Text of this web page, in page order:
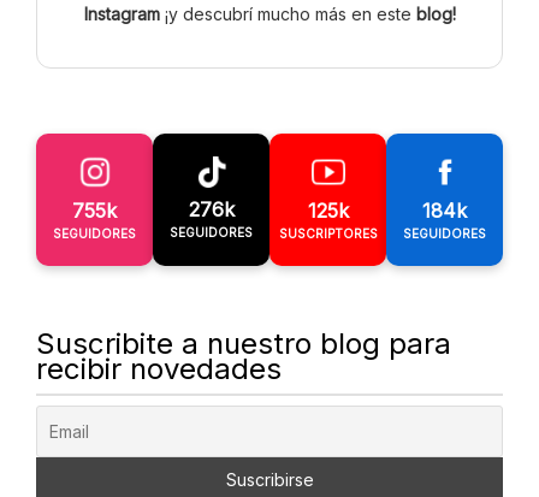
Instagram¡y descubrí mucho más en este blog!
755k
SEGUIDORES
276k
SEGUIDORES
125k
SUSCRIPTORES
184k
SEGUIDORES
Suscribite a nuestro blog para
recibir novedades